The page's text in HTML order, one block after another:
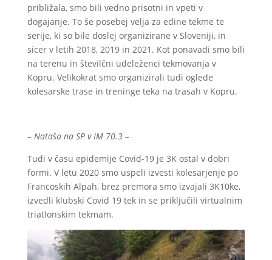
približala, smo bili vedno prisotni in vpeti v
dogajanje. To še posebej velja za edine tekme te
serije, ki so bile doslej organizirane v Sloveniji, in
sicer v letih 2018, 2019 in 2021. Kot ponavadi smo bili
na terenu in številčni udeleženci tekmovanja v
Kopru. Velikokrat smo organizirali tudi oglede
kolesarske trase in treninge teka na trasah v Kopru.
– Nataša na SP v IM 70.3 –
Tudi v času epidemije Covid-19 je 3K ostal v dobri
formi. V letu 2020 smo uspeli izvesti kolesarjenje po
Francoskih Alpah, brez premora smo izvajali 3K10ke,
izvedli klubski Covid 19 tek in se priključili virtualnim
triatlonskim tekmam.